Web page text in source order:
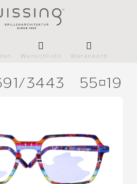
Wunschliste Warenkorb
3443 5519